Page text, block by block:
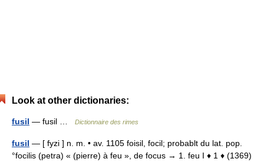
Look at other dictionaries:
fusil — fusil … Dictionnaire des rimes
fusil — [ fyzi ] n. m. • av. 1105 foisil, focil; probablt du lat. pop.
°focilis (petra) « (pierre) à feu », de focus → 1. feu I ♦ 1 ♦ (1369)